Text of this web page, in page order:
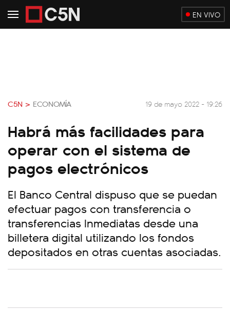
EN VIVO
C5N > ECONOMÍA 19 de mayo 2022 - 19:26
Habrá más facilidades para
operar con el sistema de
pagos electrónicos
El Banco Central dispuso que se puedan
efectuar pagos con transferencia o
transferencias Inmediatas desde una
billetera digital utilizando los fondos
depositados en otras cuentas asociadas.